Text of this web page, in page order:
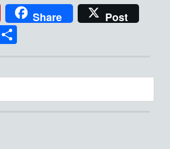
Pi
n
te
Share
Post
ta